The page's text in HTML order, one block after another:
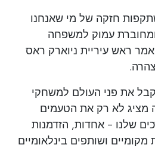
חזקה של מי שאנחנו
ומחוברת עמוק למשפחה
ראש עיריית ניוארק ראס
את פני העולם למשחקי
מציג לא רק את הטעמים
שלנו - אחדות, הזדמנות
מקומיים ושותפים בינלאומיים